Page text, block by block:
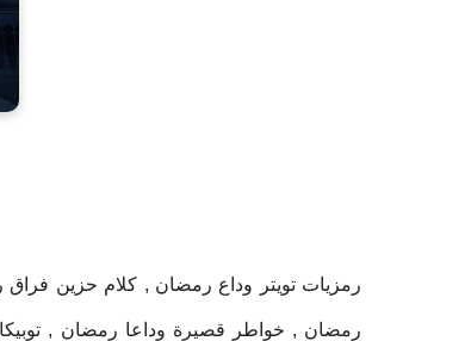
رمزيات تويتر وداع رمضان , كلام حزين
رمضان , خواطر قصيرة وداعا رمضان ,